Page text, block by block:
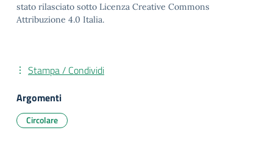
stato rilasciato sotto Licenza Creative Commons
Attribuzione 4.0 Italia.
Stampa / Condividi
Argomenti
Circolare